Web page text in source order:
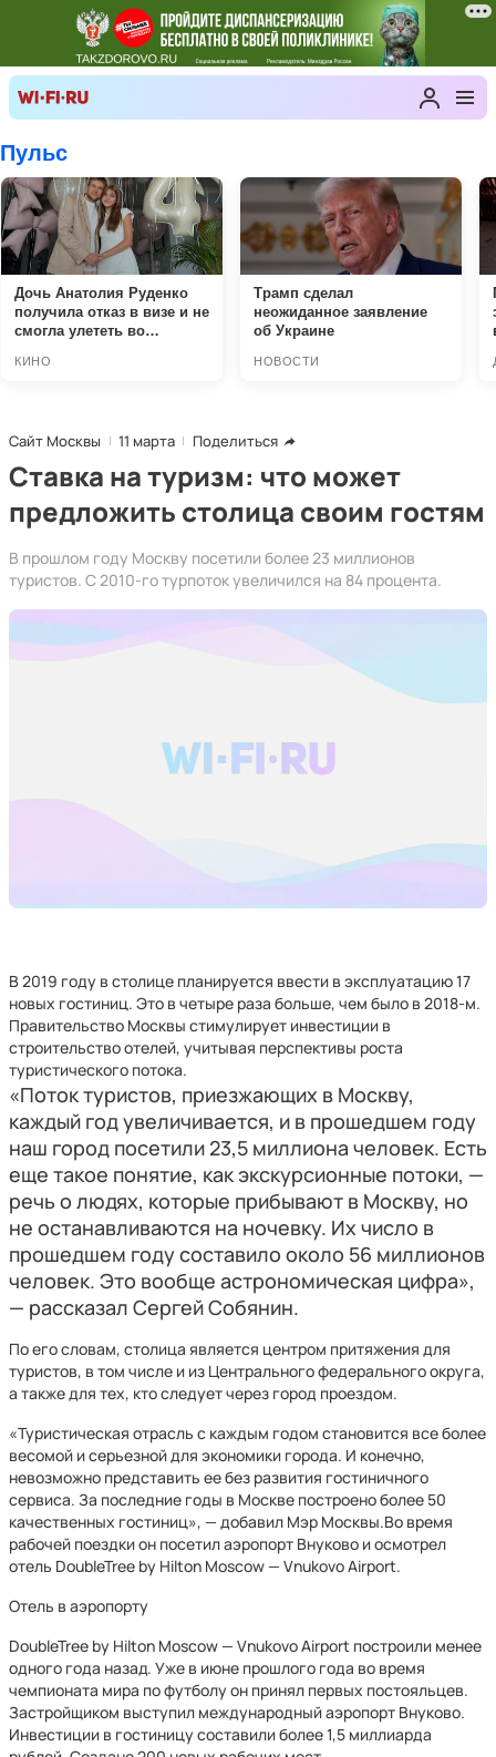
Сайт Москвы 11 марта Поделиться
Ставка на туризм: что может
предложить столица своим гостям
В прошлом году Москву посетили более 23 миллионов
туристов. С 2010-го турпоток увеличился на 84 процента.
В 2019 году в столице планируется ввести в эксплуатацию 17
новых гостиниц. Это в четыре раза больше, чем было в 2018-м.
Правительство Москвы стимулирует инвестиции в
строительство отелей, учитывая перспективы роста
туристического потока.
«Поток туристов, приезжающих в Москву,
каждый год увеличивается, и в прошедшем году
наш город посетили 23,5 миллиона человек. Есть
еще такое понятие, как экскурсионные потоки, —
речь о людях, которые прибывают в Москву, но
не останавливаются на ночевку. Их число в
прошедшем году составило около 56 миллионов
человек. Это вообще астрономическая цифра»,
— рассказал Сергей Собянин.
По его словам, столица является центром притяжения для
туристов, в том числе и из Центрального федерального округа,
а также для тех, кто следует через город проездом.
«Туристическая отрасль с каждым годом становится все более
весомой и серьезной для экономики города. И конечно,
невозможно представить ее без развития гостиничного
сервиса. За последние годы в Москве построено более 50
качественных гостиниц», — добавил Мэр Москвы.Во время
рабочей поездки он посетил аэропорт Внуково и осмотрел
отель DoubleTree by Hilton Moscow — Vnukovo Airport.
Отель в аэропорту
DoubleTree by Hilton Moscow — Vnukovo Airport построили менее
одного года назад. Уже в июне прошлого года во время
чемпионата мира по футболу он принял первых постояльцев.
Застройщиком выступил международный аэропорт Внуково.
Инвестиции в гостиницу составили более 1,5 миллиарда